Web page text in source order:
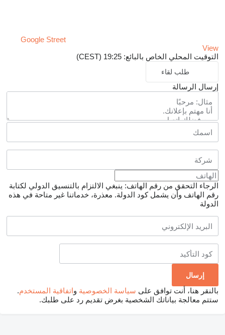
Google Street
View
التوقيت المحلي الخاص بالبائع: 19:25 (CEST)
طلب لقاء
إرسال الرسالة
الرجاء التحقق من رقم الهاتف: ينبغي الالتزام بالتنسيق الدولي لكتابة
رقم الهاتف وأن يشمل كود الدولة. معذرة، خدماتنا غير متاحة في هذه
الدولة
بالنقر هنا، أنت توافق على سياسة الخصوصية واتفاقية المستخدم.
ستتم معالجة بياناتك الشخصية بغرض تقديم رد على طلبك.